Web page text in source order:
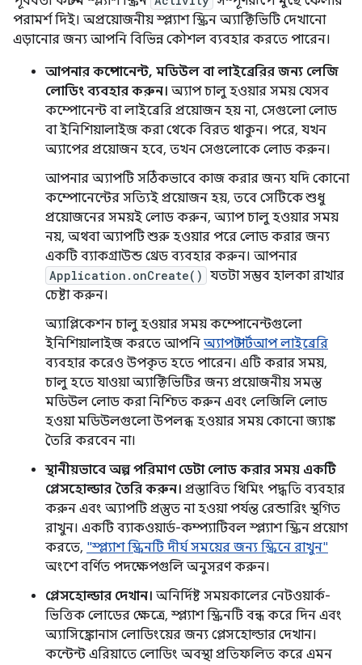
পরামর্শ দিই। অপ্রয়োজনীয় স্প্ল্যাশ স্ক্রিন অ্যাক্টিভিটি দেখানো
এড়ানোর জন্য আপনি বিভিন্ন কৌশল ব্যবহার করতে পারেন।
আপনার কম্পোনেন্ট, মডিউল বা লাইব্রেরির জন্য লেজি
লোডিং ব্যবহার করুন। অ্যাপ চালু হওয়ার সময় যেসব
কম্পোনেন্ট বা লাইব্রেরি প্রয়োজন হয় না, সেগুলো লোড
বা ইনিশিয়ালাইজ করা থেকে বিরত থাকুন। পরে, যখন
অ্যাপের প্রয়োজন হবে, তখন সেগুলোকে লোড করুন।
আপনার অ্যাপটি সঠিকভাবে কাজ করার জন্য যদি কোনো
কম্পোনেন্টের সত্যিই প্রয়োজন হয়, তবে সেটিকে শুধু
প্রয়োজনের সময়ই লোড করুন, অ্যাপ চালু হওয়ার সময়
নয়, অথবা অ্যাপটি শুরু হওয়ার পরে লোড করার জন্য
একটি ব্যাকগ্রাউন্ড থ্রেড ব্যবহার করুন। আপনার
Application.onCreate() যতটা সম্ভব হালকা রাখার
চেষ্টা করুন।
অ্যাপ্লিকেশন চালু হওয়ার সময় কম্পোনেন্টগুলো
ইনিশিয়ালাইজ করতে আপনি অ্যাপ স্টার্টআপ লাইব্রেরি
ব্যবহার করেও উপকৃত হতে পারেন। এটি করার সময়,
চালু হতে যাওয়া অ্যাক্টিভিটির জন্য প্রয়োজনীয় সমস্ত
মডিউল লোড করা নিশ্চিত করুন এবং লেজিলি লোড
হওয়া মডিউলগুলো উপলব্ধ হওয়ার সময় কোনো জ্যাঙ্ক
তৈরি করবেন না।
স্থানীয়ভাবে অল্প পরিমাণ ডেটা লোড করার সময় একটি
প্লেসহোল্ডার তৈরি করুন। প্রস্তাবিত থিমিং পদ্ধতি ব্যবহার
করুন এবং অ্যাপটি প্রস্তুত না হওয়া পর্যন্ত রেন্ডারিং স্থগিত
রাখুন। একটি ব্যাকওয়ার্ড-কম্প্যাটিবল স্প্ল্যাশ স্ক্রিন প্রয়োগ
করতে, "স্প্ল্যাশ স্ক্রিনটি দীর্ঘ সময়ের জন্য স্ক্রিনে রাখুন"
অংশে বর্ণিত পদক্ষেপগুলি অনুসরণ করুন।
প্লেসহোল্ডার দেখান। অনির্দিষ্ট সময়কালের নেটওয়ার্ক-
ভিত্তিক লোডের ক্ষেত্রে, স্প্ল্যাশ স্ক্রিনটি বন্ধ করে দিন এবং
অ্যাসিঙ্ক্রোনাস লোডিংয়ের জন্য প্লেসহোল্ডার দেখান।
কন্টেন্ট এরিয়াতে লোডিং অবস্থা প্রতিফলিত করে এমন